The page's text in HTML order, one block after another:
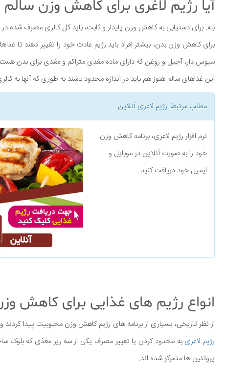
آیا رژیم لاغری برای کاهش وزن
بله. برای دستیابی به کاهش وزن پایدار و ثابت، باید کل کالری مصرف شده
برای کاهش وزن بدن، بیشتر افراد باید رژیم عادت خود را تغییر دهند تا
سبوس دار، آجیل و روغن که دارای ماده مغذی متراکم و مغذی برای بدن
این غذاهای سالم هنوز هم باید در اندازه محدود باشند به طوری که آنها به
مطلب مرتبط: رژیم لاغریآنلاین
نرم افزار رژیم لاغری، برنامه کاهش وزن
خود را به صورت آنلاین در موبایل و
ایمیل خود دریافت کنید
انواع رژیم های غذایی برای کاهش
از نظر تاریخی، بسیاری از برنامه های رژیم کاهش وزن محبوبیت پیدا
رژیم لاغری به محدود کردن یا تغییر مصرف یکی از سه ریز مغذی که بلوک
پروتئین ها متمرکز شده اند.